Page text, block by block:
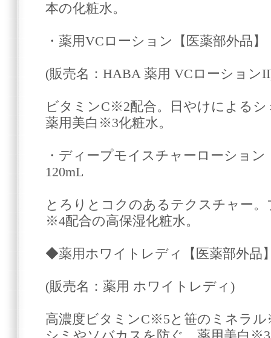
本の化粧水。
・薬用VCローション【医薬部外品】
(販売名：HABA 薬用 VCローション
ビタミンC※2配合。日やけによる
薬用美白※3化粧水。
・ディープモイスチャーローショ
120mL
とろりとコクのあるテクスチャー
※4配合の高保湿化粧水。
◆薬用ホワイトレディ【医薬部外品
(販売名：薬用 ホワイトレディ)
高濃度ビタミンC※5と笹のミネラ